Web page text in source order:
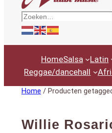
Zoeken
HomeSalsa Latin
Reggae/dancehall
Home / Producten
Willie